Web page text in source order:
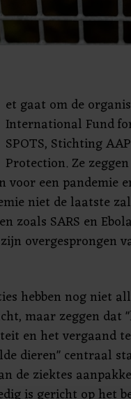
et gaat om de
International Fund
SPOTS, Stichting
Protection. Ze
voor een pandemie
niet de laatste
zoals SARS en
overgesprongen
hebben nog niet
maar zeggen dat
en het vergaand
dieren" centraal
de ziektes